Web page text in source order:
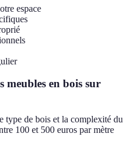
espace
meubles en bois sur
type de bois et la complexité du
100 et 500 euros par mètre